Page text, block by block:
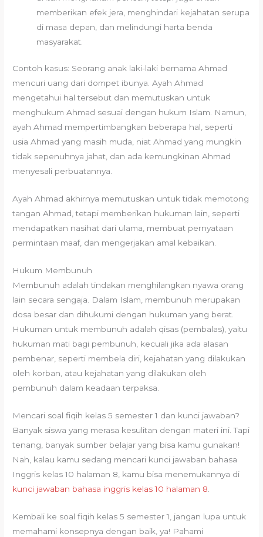
memberikan efek jera, menghindari kejahatan serupa
di masa depan, dan melindungi harta benda
masyarakat.
Contoh kasus: Seorang anak laki-laki bernama Ahmad
mencuri uang dari dompet ibunya. Ayah Ahmad
mengetahui hal tersebut dan memutuskan untuk
menghukum Ahmad sesuai dengan hukum Islam. Namun,
ayah Ahmad mempertimbangkan beberapa hal, seperti
usia Ahmad yang masih muda, niat Ahmad yang mungkin
tidak sepenuhnya jahat, dan ada kemungkinan Ahmad
menyesali perbuatannya.
Ayah Ahmad akhirnya memutuskan untuk tidak memotong
tangan Ahmad, tetapi memberikan hukuman lain, seperti
mendapatkan nasihat dari ulama, membuat pernyataan
permintaan maaf, dan mengerjakan amal kebaikan.
Hukum Membunuh
Membunuh adalah tindakan menghilangkan nyawa orang
lain secara sengaja. Dalam Islam, membunuh merupakan
dosa besar dan dihukumi dengan hukuman yang berat.
Hukuman untuk membunuh adalah qisas (pembalas), yaitu
hukuman mati bagi pembunuh, kecuali jika ada alasan
pembenar, seperti membela diri, kejahatan yang dilakukan
oleh korban, atau kejahatan yang dilakukan oleh
pembunuh dalam keadaan terpaksa.
Mencari soal fiqih kelas 5 semester 1 dan kunci jawaban?
Banyak siswa yang merasa kesulitan dengan materi ini. Tapi
tenang, banyak sumber belajar yang bisa kamu gunakan!
Nah, kalau kamu sedang mencari kunci jawaban bahasa
Inggris kelas 10 halaman 8, kamu bisa menemukannya di
kunci jawaban bahasa inggris kelas 10 halaman 8
Kembali ke soal fiqih kelas 5 semester 1, jangan lupa untuk
memahami konsepnya dengan baik, ya! Pahami